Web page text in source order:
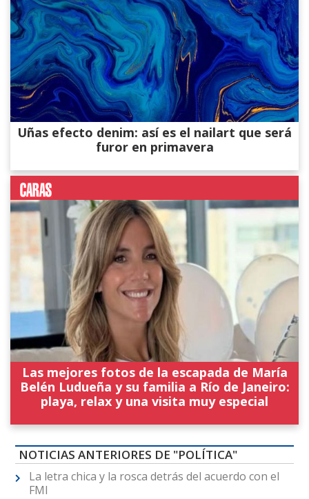
Uñas efecto denim: así es el nailart que será
furor en primavera
Las mejores fotos de la escapada de María
Belén Ludueña y su familia a Río de Janeiro:
playa, relax y una visita muy especial
NOTICIAS ANTERIORES DE "POLÍTICA"
La letra chica y la rosca detrás del acuerdo con el
FMI